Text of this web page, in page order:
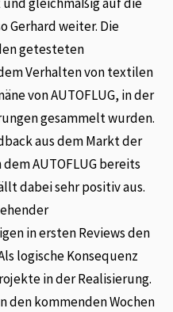
gleichmäßig auf die
Gerhard weiter. Die
getesteten
Verhalten von textilen
von AUTOFLUG, in der
gesammelt wurden.
aus dem Markt der
AUTOFLUG bereits
dabei sehr positiv aus.
in ersten Reviews den
logische Konsequenz
in der Realisierung.
den kommenden Wochen